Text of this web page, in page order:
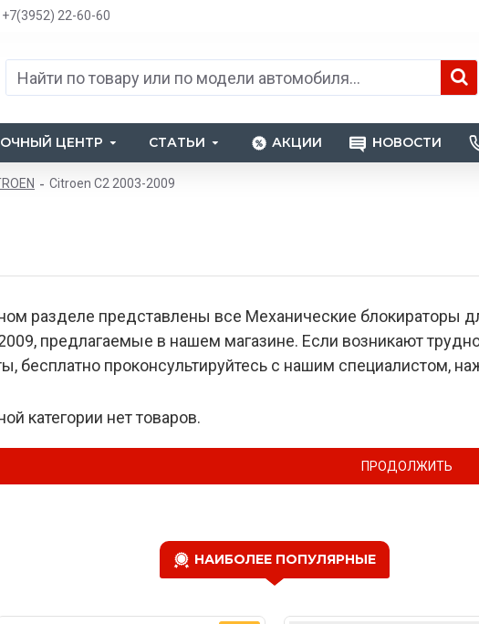
+7(3952) 22-60-60
ЦЕНТР СТАТЬИ АКЦИИ НОВОСТИ
Citroen C2 2003-2009
разделе представлены все Механические блокираторы
предлагаемые в нашем магазине. Если возникают
бесплатно проконсультируйтесь с нашим специалистом,
категории нет товаров.
ПРОДОЛЖИТЬ
НАИБОЛЕЕ ПОПУЛЯРНЫЕ